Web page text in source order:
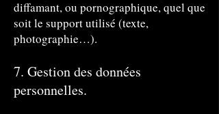
diffamant, ou pornographique, quel que
soit le support utilisé (texte,
photographie…).
7. Gestion des données
personnelles.